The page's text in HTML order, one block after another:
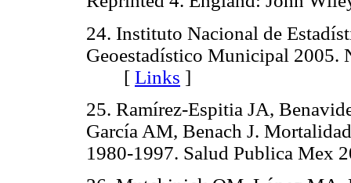
24. Instituto Nacional de
Geoestadístico Municipal
[ Links ]
25. Ramírez-Espitia JA,
García AM, Benach J.
1980-1997. Salud Publica